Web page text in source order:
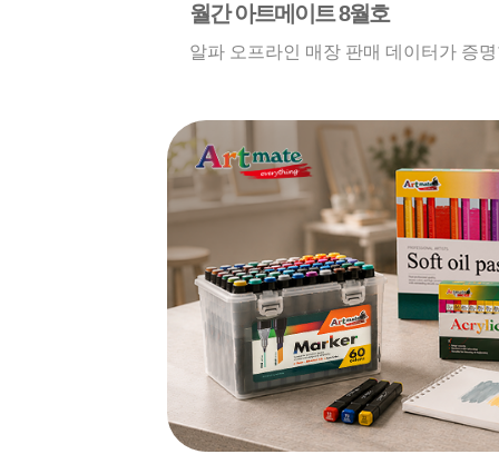
월간 아트메이트 8월호
알파 오프라인 매장 판매 데이터가 증